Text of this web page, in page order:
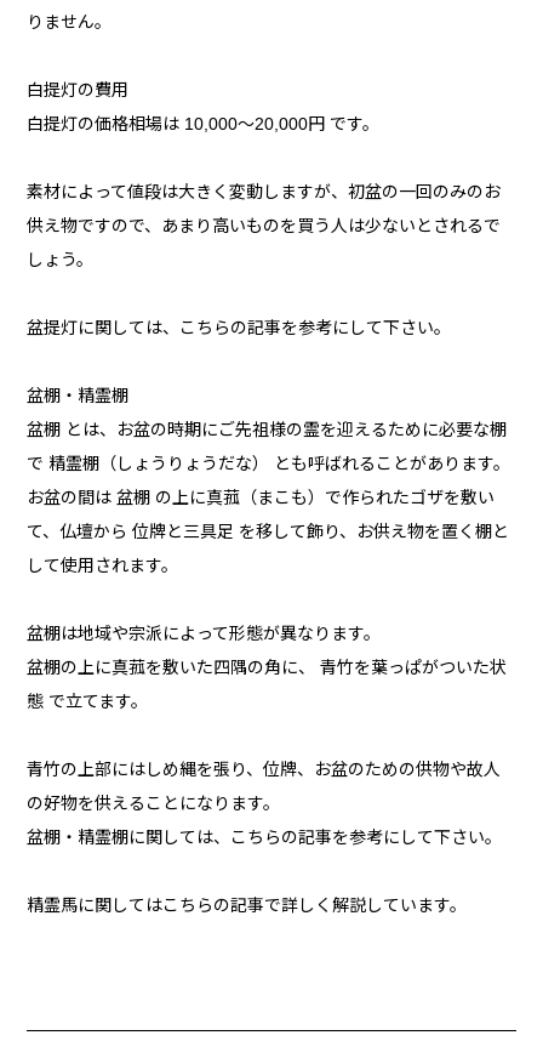
りません。
白提灯の費用
白提灯の価格相場は 10,000～20,000円 です。
素材によって値段は大きく変動しますが、初盆の一回のみのお
供え物ですので、あまり高いものを買う人は少ないとされるで
しょう。
盆提灯に関しては、こちらの記事を参考にして下さい。
盆棚・精霊棚
盆棚 とは、お盆の時期にご先祖様の霊を迎えるために必要な棚
で 精霊棚（しょうりょうだな） とも呼ばれることがあります。
お盆の間は 盆棚 の上に真菰（まこも）で作られたゴザを敷い
て、仏壇から 位牌と三具足 を移して飾り、お供え物を置く棚と
して使用されます。
盆棚は地域や宗派によって形態が異なります。
盆棚の上に真菰を敷いた四隅の角に、 青竹を葉っぱがついた状
態 で立てます。
青竹の上部にはしめ縄を張り、位牌、お盆のための供物や故人
の好物を供えることになります。
盆棚・精霊棚に関しては、こちらの記事を参考にして下さい。
精霊馬に関してはこちらの記事で詳しく解説しています。